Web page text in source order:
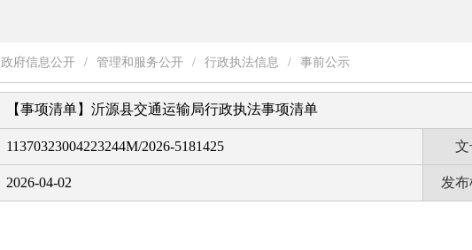
政府信息公开 / 管理和服务公开 / 行政执法信息 / 事前公示
【事项清单】沂源县交通运输局行政执法事项清单
11370323004223244M/2026-5181425 文
2026-04-02 发布